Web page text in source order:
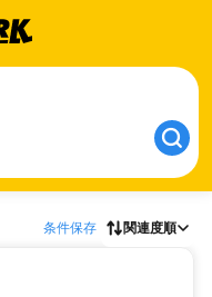
条件保存 関連度順